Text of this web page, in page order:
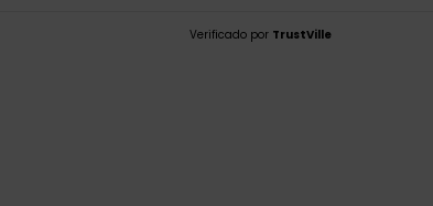
Verificado por TrustVille